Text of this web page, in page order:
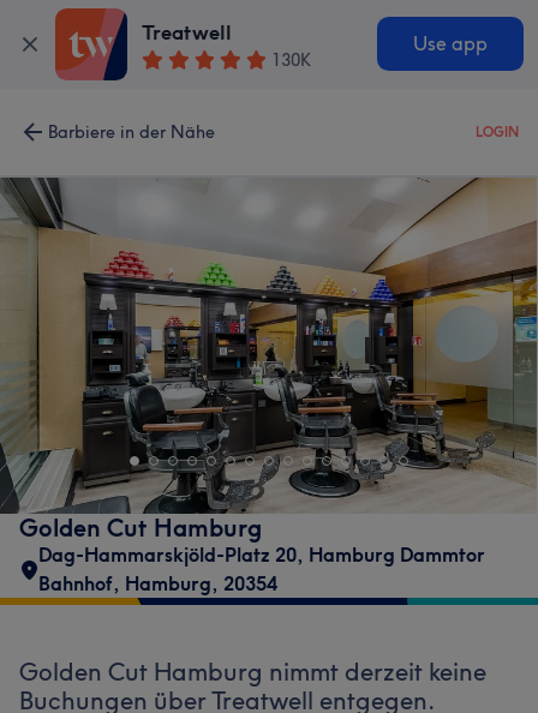
Treatwell
130K
Use app
Barbiere in der Nähe LOGIN
Golden Cut Hamburg
Dag-Hammarskjöld-Platz 20, Hamburg Dammtor
Bahnhof, Hamburg, 20354
Golden Cut Hamburg nimmt derzeit keine
Buchungen über Treatwell entgegen.